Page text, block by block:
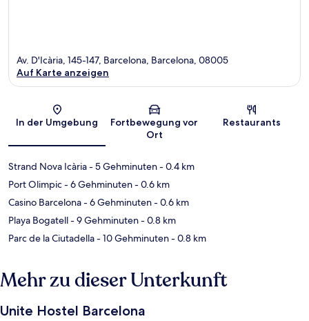
Karte
Av. D'Icària, 145-147, Barcelona, Barcelona, 08005
Auf Karte anzeigen
In der Umgebung
Fortbewegung vor
Ort
Restaurants
Strand Nova Icària- 5 Gehminuten- 0.4 km
Port Olimpic- 6 Gehminuten- 0.6 km
Casino Barcelona- 6 Gehminuten- 0.6 km
Playa Bogatell- 9 Gehminuten- 0.8 km
Parc de la Ciutadella- 10 Gehminuten- 0.8 km
Mehr zu dieser Unterkunft
Unite Hostel Barcelona